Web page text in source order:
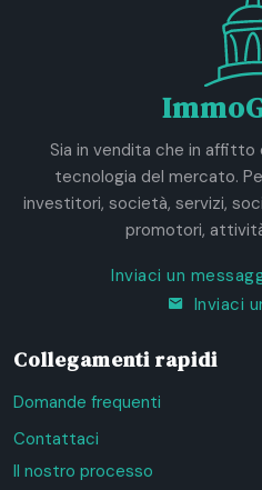
Sia in vendita che in affitto
tecnologia del mercato.
investitori, società, servizi,
promotori,
Inviaci un
Inviaci
Collegamenti rapidi
Domande frequenti
Contattaci
Il nostro processo